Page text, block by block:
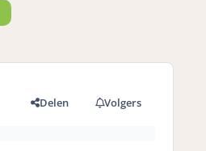
Delen Volgers